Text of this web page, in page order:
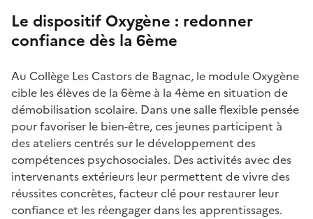
Le dispositif Oxygène : redonner
confiance dès la 6ème
Au Collège Les Castors de Bagnac, le module Oxygène
cible les élèves de la 6ème à la 4ème en situation de
démobilisation scolaire. Dans une salle flexible pensée
pour favoriser le bien-être, ces jeunes participent à
des ateliers centrés sur le développement des
compétences psychosociales. Des activités avec des
intervenants extérieurs leur permettent de vivre des
réussites concrètes, facteur clé pour restaurer leur
confiance et les réengager dans les apprentissages.